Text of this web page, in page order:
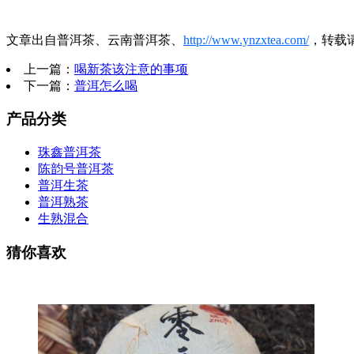
文章出自普洱茶、云南普洱茶、 http://www.ynzxtea.com/，转载
上一篇： 喝新茶该注意的事项
下一篇： 普洱怎么喝
产品分类
珠鑫普洱茶
陈韵号普洱茶
普洱生茶
普洱熟茶
生熟混合
猜你喜欢